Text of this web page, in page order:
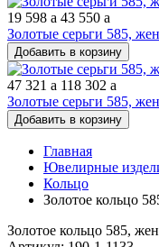
19 598 a 43 550 a
Золотые серьги 585,
Добавить в корзину
47 321 a 118 302 a
Золотые серьги 585,
Добавить в корзину
Главная
Ювелирные
Кольцо
Золотое кольцо
Золотое кольцо 585,